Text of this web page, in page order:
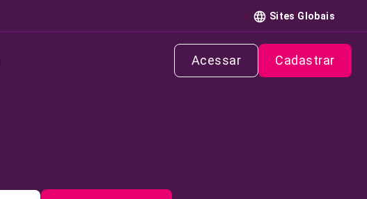
Sites Globais
Acessar Cadastrar